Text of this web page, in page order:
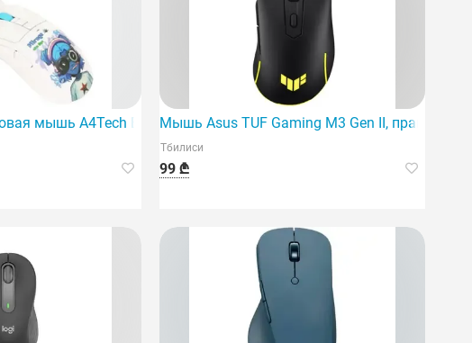
— это мышь профессионального уровня.
мышь A4Tech Bloody R73 Ultra Duo с двумя режимами работы
Мышь Asus TUF Gaming M3 Gen II, правая,
Тбилиси
99 ₾